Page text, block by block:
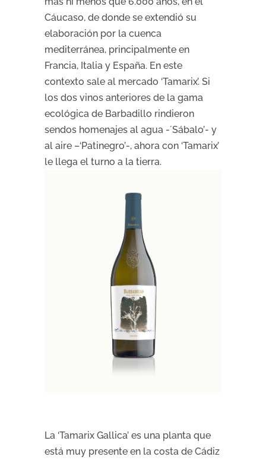
Cáucaso, de donde se extendió su
elaboración por la cuenca
mediterránea, principalmente en
Francia, Italia y España. En este
contexto sale al mercado ‘Tamarix’. Si
los dos vinos anteriores de la gama
ecológica de Barbadillo rindieron
sendos homenajes al agua -´Sábalo’- y
al aire –‘Patinegro’-, ahora con ‘Tamarix’
le llega el turno a la tierra.
La ‘Tamarix Gallica’ es una planta que
está muy presente en la costa de Cádiz